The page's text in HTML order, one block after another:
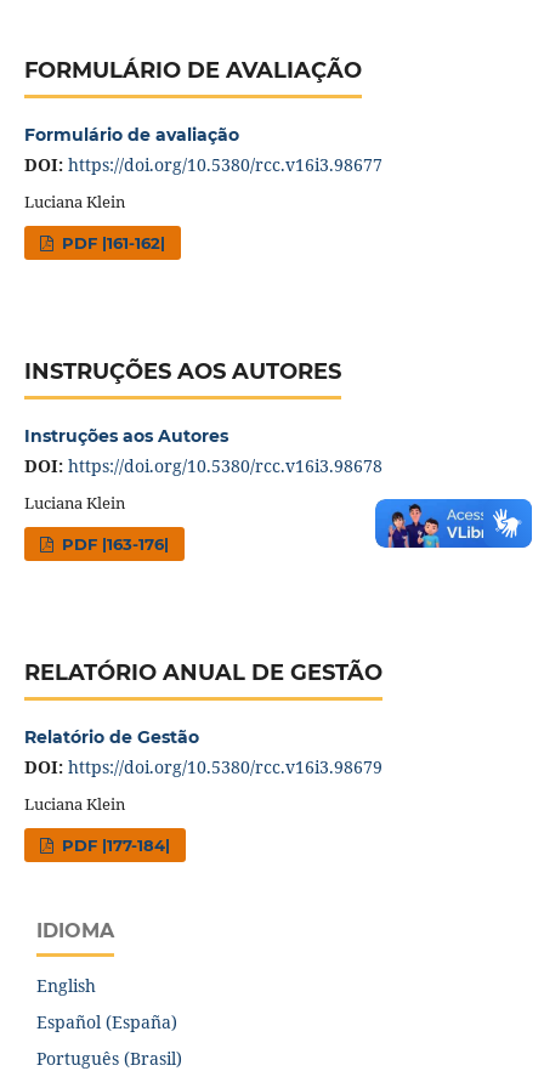
FORMULÁRIO DE AVALIAÇÃO
Formulário de avaliação
DOI: https://doi.org/10.5380/rcc.v16i3.98677
Luciana Klein
PDF |161-162|
INSTRUÇÕES AOS AUTORES
Instruções aos Autores
DOI: https://doi.org/10.5380/rcc.v16i3.98678
Luciana Klein
PDF |163-176|
RELATÓRIO ANUAL DE GESTÃO
Relatório de Gestão
DOI: https://doi.org/10.5380/rcc.v16i3.98679
Luciana Klein
PDF |177-184|
IDIOMA
English
Español (España)
Português (Brasil)